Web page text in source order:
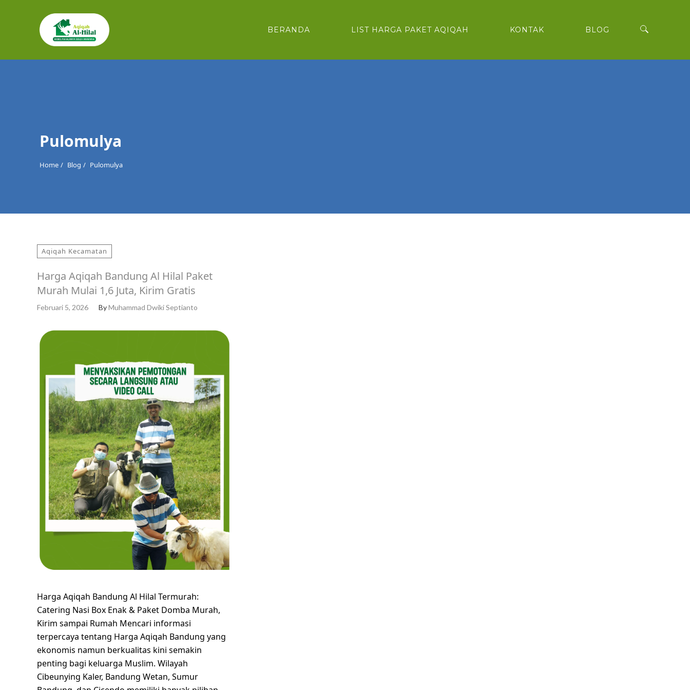
BERANDA LIST HARGA PAKET AQIQAH KONTAK BLOG
Cari
Pulomulya
Home Blog Pulomulya
Aqiqah Kecamatan
Harga Aqiqah Bandung Al Hilal Paket
Murah Mulai 1,6 Juta, Kirim Gratis
Februari 5, 2026 ByMuhammad Dwiki Septianto
Harga Aqiqah Bandung Al Hilal Termurah:
Catering Nasi Box Enak & Paket Domba Murah,
Kirim sampai Rumah Mencari informasi
terpercaya tentang Harga Aqiqah Bandung yang
ekonomis namun berkualitas kini semakin
penting bagi keluarga Muslim. Wilayah
Cibeunying Kaler, Bandung Wetan, Sumur